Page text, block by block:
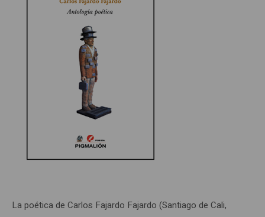
La poética de Carlos Fajardo Fajardo (Santiago de Cali,